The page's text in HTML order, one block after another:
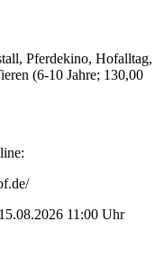
Pferdekino, Hofalltag,
(6-10 Jahre; 130,00
15.08.2026 11:00 Uhr